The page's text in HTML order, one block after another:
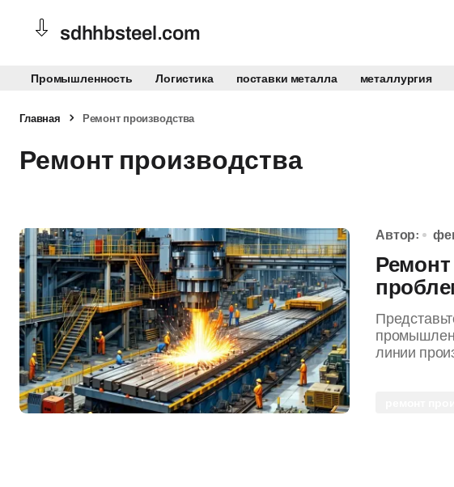
sdhhbsteel.com
Промышленность Логистика поставки металла металлургия
Главная Ремонт производства
Ремонт производства
Автор:
линии